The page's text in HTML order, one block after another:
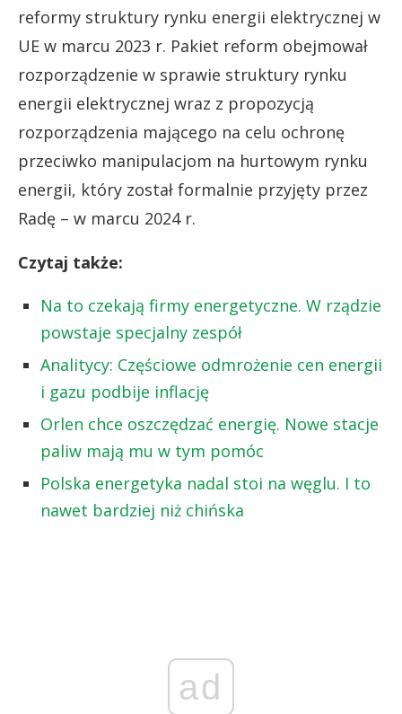
reformy struktury rynku energii elektrycznej w
UE w marcu 2023 r. Pakiet reform obejmował
rozporządzenie w sprawie struktury rynku
energii elektrycznej wraz z propozycją
rozporządzenia mającego na celu ochronę
przeciwko manipulacjom na hurtowym rynku
energii, który został formalnie przyjęty przez
Radę – w marcu 2024 r.
Czytaj także:
Na to czekają firmy energetyczne. W rządzie
powstaje specjalny zespół
Analitycy: Częściowe odmrożenie cen energii
i gazu podbije inflację
Orlen chce oszczędzać energię. Nowe stacje
paliw mają mu w tym pomóc
Polska energetyka nadal stoi na węglu. I to
nawet bardziej niż chińska
ad